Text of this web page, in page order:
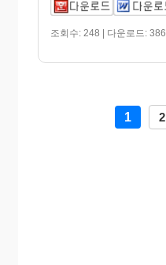
조회수: 248 | 다운로드: 386
1 2